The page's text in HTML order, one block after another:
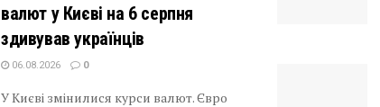
валют у Києві на 6 серпня
здивував українців
06.08.2026 0
У Києві змінилися курси валют. Євро